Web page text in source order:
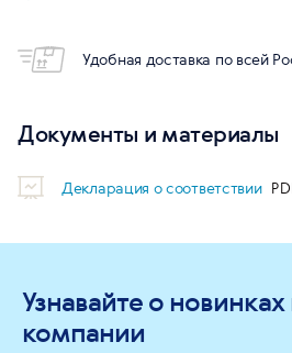
Удобная доставка по всей
Документы и материалы
Декларация о соответствии
Узнавайте о
компании